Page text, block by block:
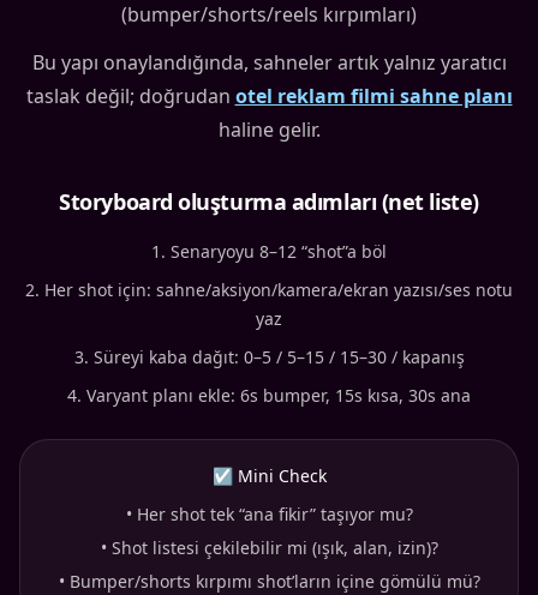
(bumper/shorts/reels kırpımları)
Bu yapı onaylandığında, sahneler artık yalnız yaratıcı
taslak değil; doğrudan otel reklam filmi sahne planı
haline gelir.
Storyboard oluşturma adımları (net liste)
Senaryoyu 8–12 “shot”a böl
Her shot için: sahne/aksiyon/kamera/ekran yazısı/ses notu
yaz
Süreyi kaba dağıt: 0–5 / 5–15 / 15–30 / kapanış
Varyant planı ekle: 6s bumper, 15s kısa, 30s ana
☑ Mini Check
• Her shot tek “ana fikir” taşıyor mu?
• Shot listesi çekilebilir mi (ışık, alan, izin)?
• Bumper/shorts kırpımı shot’ların içine gömülü mü?